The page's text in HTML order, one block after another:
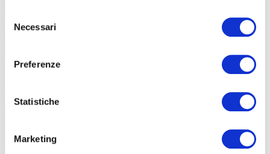
delNecessari
Preferenze
Statistiche
Marketing